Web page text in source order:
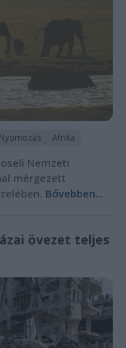
Nyomozás Afrika
Nemzeti
mérgezett
Bővebben...
övezet teljes